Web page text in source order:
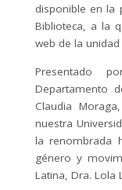
disponible en la
Biblioteca, a la
web de la
Presentado
Departamento
Claudia
nuestra
la renombrada
género y
Latina, Dra. Lola